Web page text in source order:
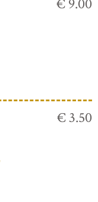
€ 9.00
€ 3.50